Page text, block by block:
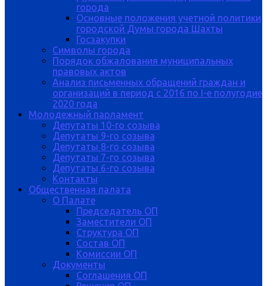
города
Основные положения учетной политики
городской Думы города Шахты
Госзакупки
Символы города
Порядок обжалования муниципальных
правовых актов
Анализ письменных обращений граждан и
организаций в период с 2016 по I-е полугодие
2020 года
Молодежный парламент
Депутаты 10-го созыва
Депутаты 9-го созыва
Депутаты 8-го созыва
Депутаты 7-го созыва
Депутаты 6-го созыва
Контакты
Общественная палата
О Палате
Председатель ОП
Заместители ОП
Структура ОП
Состав ОП
Комиссии ОП
Документы
Соглашения ОП